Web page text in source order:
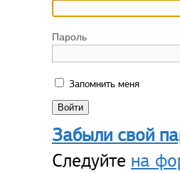
Пароль
Запомнить меня
Забыли свой
Следуйте на